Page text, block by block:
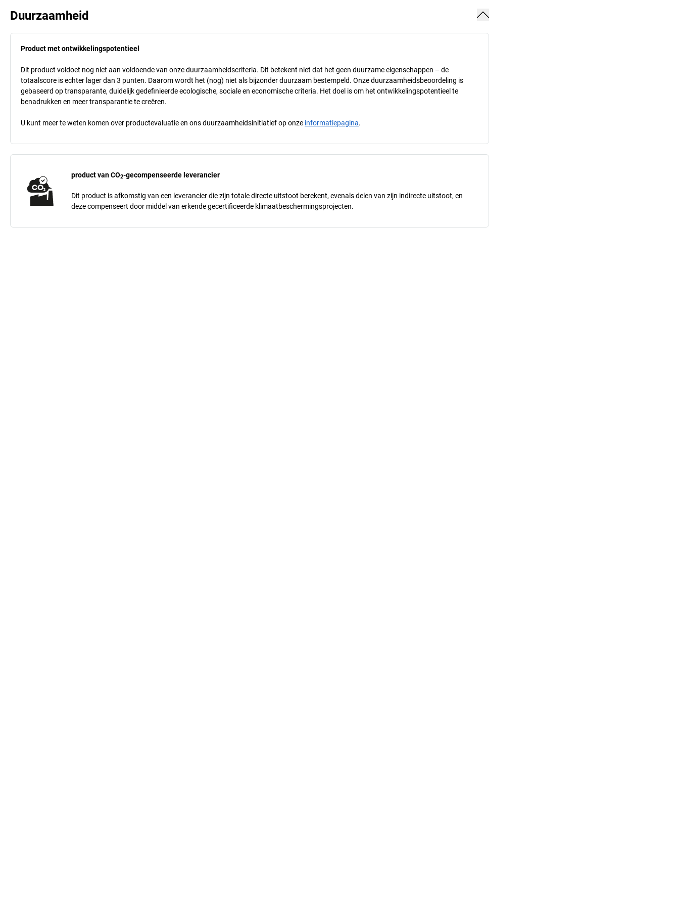
Duurzaamheid
Product met ontwikkelingspotentieel
Dit product voldoet nog niet aan voldoende van onze duurzaamheidscriteria. Dit betekent niet dat het geen duurzame eigenschappen – de
totaalscore is echter lager dan 3 punten. Daarom wordt het (nog) niet als bijzonder duurzaam bestempeld. Onze duurzaamheidsbeoordeling is
gebaseerd op transparante, duidelijk gedefinieerde ecologische, sociale en economische criteria. Het doel is om het ontwikkelingspotentieel te
benadrukken en meer transparantie te creëren.
U kunt meer te weten komen over productevaluatie en ons duurzaamheidsinitiatief op onze informatiepagina.
product van CO2-gecompenseerde leverancier
Dit product is afkomstig van een leverancier die zijn totale directe uitstoot berekent, evenals delen van zijn indirecte uitstoot, en
deze compenseert door middel van erkende gecertificeerde klimaatbeschermingsprojecten.